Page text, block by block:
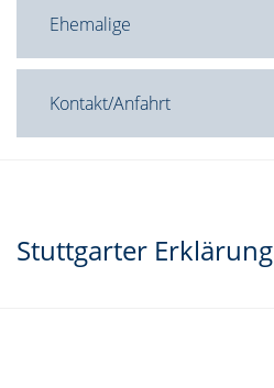
Ehemalige
Kontakt/Anfahrt
Stuttgarter Erklärung